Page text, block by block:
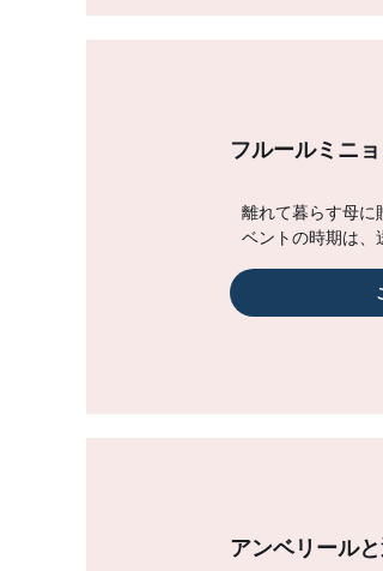
フルールミニ
離れて暮らす母に
ベントの時期は、
アンベリール